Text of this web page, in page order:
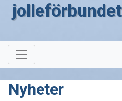
jolleförbundet
Nyheter